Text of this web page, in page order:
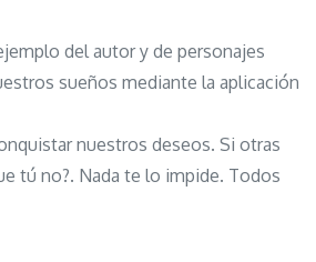
del autor y de personajes
sueños mediante la aplicación
nuestros deseos. Si otras
tú no?. Nada te lo impide. Todos